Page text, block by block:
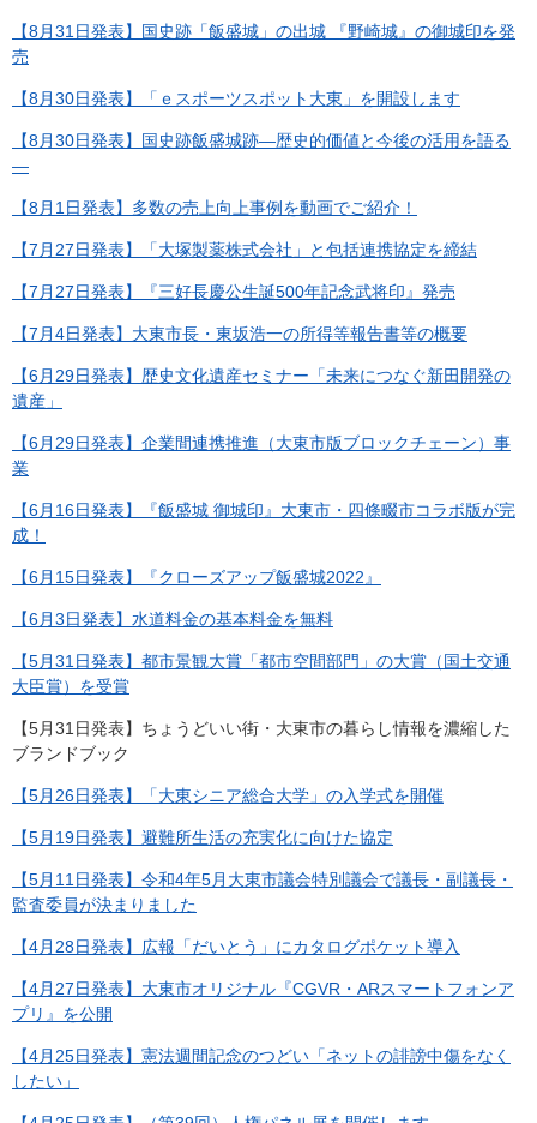
【8月31日発表】国史跡「飯盛城」の出城 『野崎城』の御城印を発
売
【8月30日発表】「ｅスポーツスポット大東」を開設します
【8月30日発表】国史跡飯盛城跡―歴史的価値と今後の活用を語る
―
【8月1日発表】多数の売上向上事例を動画でご紹介！
【7月27日発表】「大塚製薬株式会社」と包括連携協定を締結
【7月27日発表】『三好長慶公生誕500年記念武将印』発売
【7月4日発表】大東市長・東坂浩一の所得等報告書等の概要
【6月29日発表】歴史文化遺産セミナー「未来につなぐ新田開発の
遺産」
【6月29日発表】企業間連携推進（大東市版ブロックチェーン）事
業
【6月16日発表】『飯盛城 御城印』大東市・四條畷市コラボ版が完
成！
【6月15日発表】『クローズアップ飯盛城2022』
【6月3日発表】水道料金の基本料金を無料
【5月31日発表】都市景観大賞「都市空間部門」の大賞（国土交通
大臣賞）を受賞
【5月31日発表】​ちょうどいい街・大東市の暮らし情報を濃縮した
ブランドブック
【5月26日発表】​「大東シニア総合大学」の入学式を開催
【5月19日発表】​避難所生活の充実化に向けた協定
【5月11日発表】​令和4年5月大東市議会特別議会で議長・副議長・
監査委員が決まりました
【4月28日発表】広報「だいとう」にカタログポケット導入
【4月27日発表】​大東市オリジナル『CGVR・ARスマートフォンア
プリ』を公開
【4月25日発表】​憲法週間記念のつどい「ネットの誹謗中傷をなく
したい」